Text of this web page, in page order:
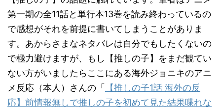
第一期の全11話と単行本13巻を読み終わっているの
で感想がそれを前提に書いてしまうことがありま
す。あからさまなネタバレは自分でもしたくないの
で極力避けますが、もし【推しの子】をまだ観てい
ない方がいましたらここにある海外ジョニキのアニ
メ反応（本人）さんの「
【推しの子1話 海外の反
応】前情報無しで推しの子を初めて見た結果喋れな